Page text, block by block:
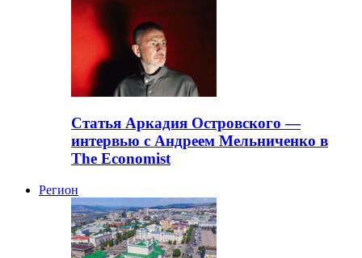
Статья Аркадия Островского —
интервью с Андреем Мельниченко в
The Economist
Регион